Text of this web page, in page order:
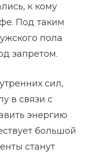
к кому
Под таким
пола
запретом.
сил,
в связи с
энергию
большой
станут